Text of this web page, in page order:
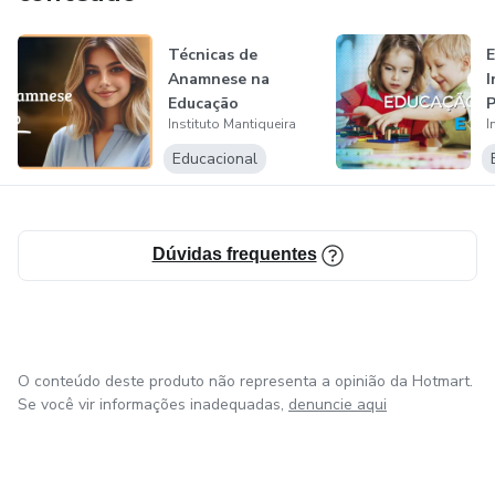
Técnicas de
Anamnese na
Educação
Instituto Mantiqueira
Educacional
Dúvidas frequentes
O conteúdo deste produto não representa a opinião da Hotmart.
Se você vir informações inadequadas, denuncie aqui